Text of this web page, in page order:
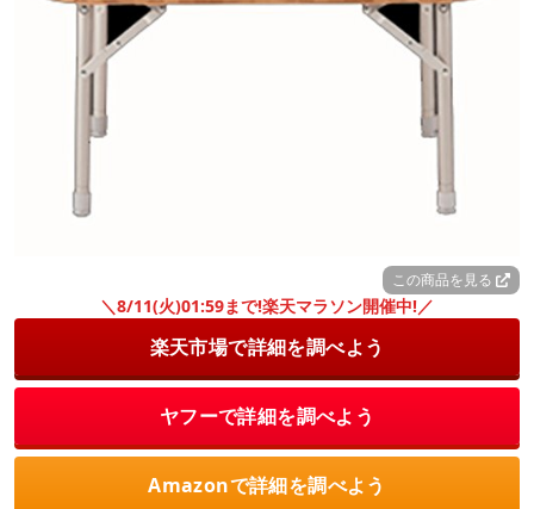
この商品を見る
＼8/11(火)01:59まで!楽天マラソン開催中!／
楽天市場で詳細を調べよう
ヤフーで詳細を調べよう
Amazonで詳細を調べよう